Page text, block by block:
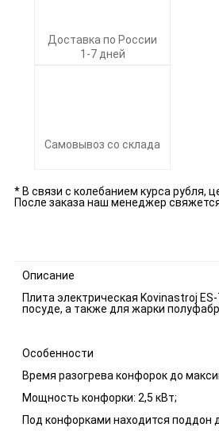
Доставка по России
1-7 дней
Самовывоз со склада
* В связи с колебанием курса рубля,
После заказа наш менеджер
Описание
Плита электрическая Kovinastroj
посуде, а также для жарки
Особенности
Время разогрева конфорок до
Мощность конфорки: 2,5 кВт;
Под конфорками находится поддон